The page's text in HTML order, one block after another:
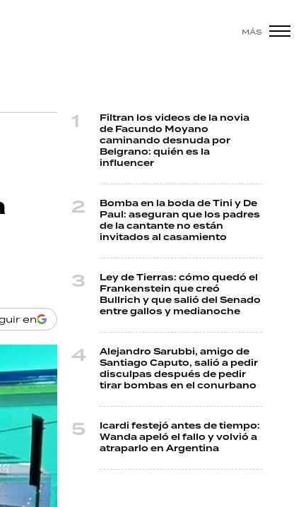
MÁS
en
Filtran los videos de la novia
de Facundo Moyano
caminando desnuda por
Belgrano: quién es la
influencer
Bomba en la boda de Tini y De
Paul: aseguran que los padres
de la cantante no están
invitados al casamiento
Ley de Tierras: cómo quedó el
Frankenstein que creó
Bullrich y que salió del Senado
entre gallos y medianoche
Alejandro Sarubbi, amigo de
Santiago Caputo, salió a pedir
disculpas después de pedir
tirar bombas en el conurbano
Icardi festejó antes de tiempo:
Wanda apeló el fallo y volvió a
atraparlo en Argentina